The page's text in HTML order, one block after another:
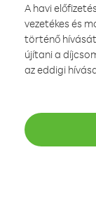
A havi
vezetékes és
történő
újítani a
az eddigi